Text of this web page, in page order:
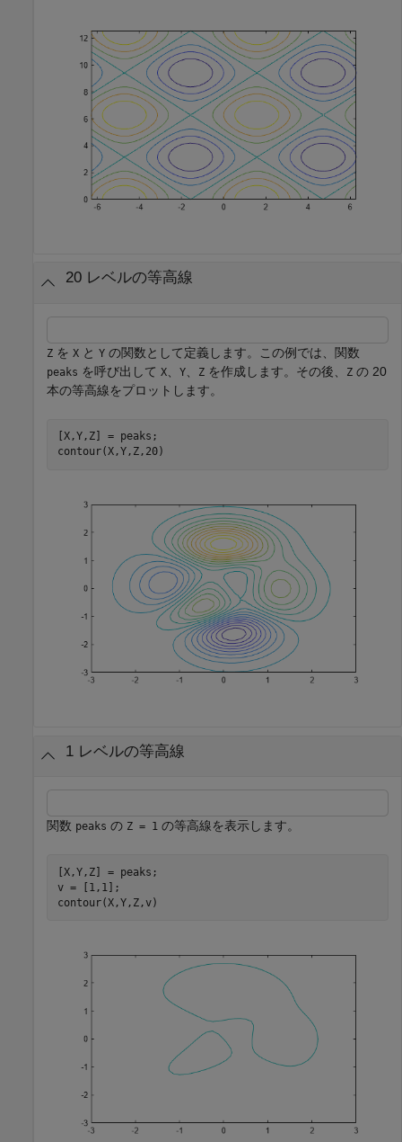
20 レベルの等高線
Z を X と Y の関数として定義します。この例では、関数
peaks を呼び出して X Y Z を作成します。その後、 Z の 20
本の等高線をプロットします。
[X,Y,Z] = peaks;
contour(X,Y,Z,20)
1 レベルの等高線
関数 peaks の Z = 1 の等高線を表示します。
[X,Y,Z] = peaks;
v = [1,1];
contour(X,Y,Z,v)